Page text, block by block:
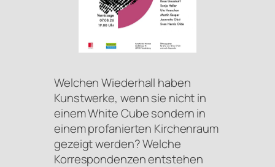
Welchen Wiederhall haben
Kunstwerke, wenn sie nicht in
einem White Cube sondern in
einem profanierten Kirchenraum
gezeigt werden? Welche
Korrespondenzen entstehen